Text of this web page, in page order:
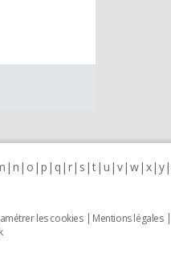
n o p q r s t u v w x y
les cookies Mentions légales